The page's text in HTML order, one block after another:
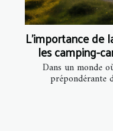
L'importance de
les camping-
Dans un monde
prépondérante